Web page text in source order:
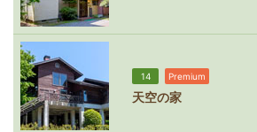
14 Premium
天空の家